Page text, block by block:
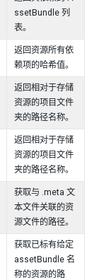
ssetBundle 列
表。
返回资源所有依
赖项的哈希值。
返回相对于存储
资源的项目文件
夹的路径名称。
返回相对于存储
资源的项目文件
夹的路径名称。
获取与 .meta 文
本文件关联的资
源文件的路径。
获取已标有给定
assetBundle 名
称的资源的路